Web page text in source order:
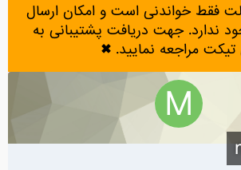
فقط خواندنی است و امکان ارسال
ندارد. جهت دریافت پشتیبانی به
مراجعه نمایید.✖